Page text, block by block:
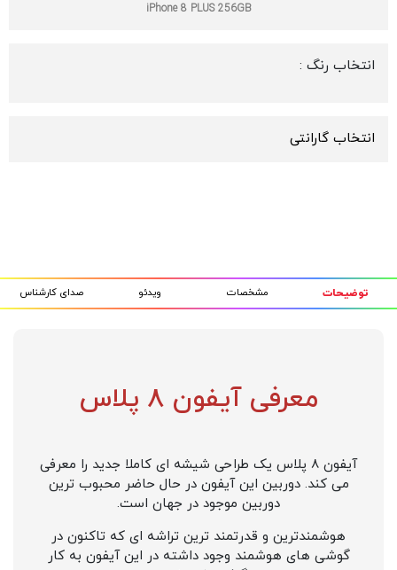
iPhone 8 PLUS 256GB
انتخاب رنگ :
انتخاب گارانتی
توضیحات مشخصات ویدئو صدای کارشناس
معرفی آیفون 8 پلاس
آیفون 8 پلاس یک طراحی شیشه ای کاملا جدید را معرفی
می کند. دوربین این آیفون در حال حاضر محبوب ترین
دوربین موجود در جهان است.
هوشمندترین و قدرتمند ترین تراشه ای که تاکنون در
گوشی های هوشمند وجود داشته در این آیفون به کار